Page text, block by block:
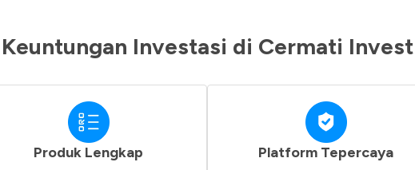
Keuntungan Investasi di Cermati Invest
Produk Lengkap Platform Tepercaya